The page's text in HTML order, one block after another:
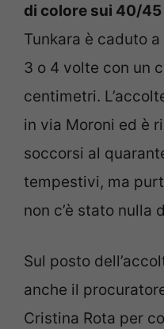
di colore sui 40/45
Tunkara è caduto
3 o 4 volte con un
centimetri.
in via Moroni ed è
soccorsi al
tempestivi, ma
non c’è stato nulla
Sul posto
anche il
Cristina Rota per